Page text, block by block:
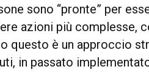
sono “pronte” per
azioni più complesse,
questo è un approccio
in passato